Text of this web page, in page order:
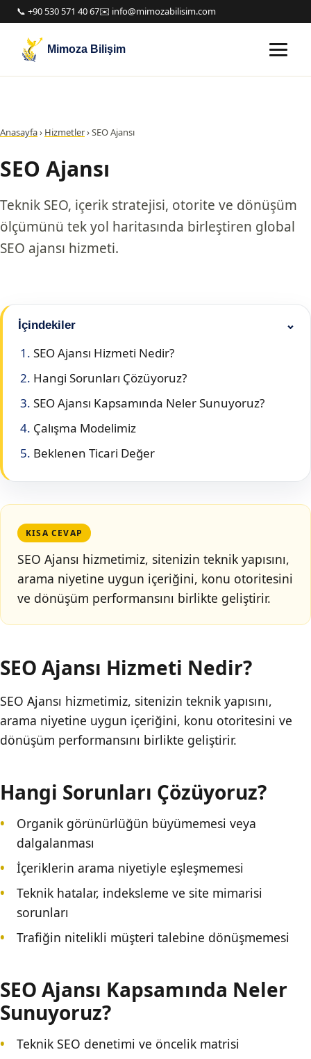
📞 +90 530 571 40 67✉️ info@mimozabilisim.com
Mimoza Bilişim
Anasayfa› Hizmetler›SEO Ajansı
SEO Ajansı
Teknik SEO, içerik stratejisi, otorite ve dönüşüm
ölçümünü tek yol haritasında birleştiren global
SEO ajansı hizmeti.
İçindekiler ⌄
SEO Ajansı Hizmeti Nedir?
Hangi Sorunları Çözüyoruz?
SEO Ajansı Kapsamında Neler Sunuyoruz?
Çalışma Modelimiz
Beklenen Ticari Değer
KISA CEVAP
SEO Ajansı hizmetimiz, sitenizin teknik yapısını,
arama niyetine uygun içeriğini, konu otoritesini
ve dönüşüm performansını birlikte geliştirir.
SEO Ajansı Hizmeti Nedir?
SEO Ajansı hizmetimiz, sitenizin teknik yapısını,
arama niyetine uygun içeriğini, konu otoritesini ve
dönüşüm performansını birlikte geliştirir.
Hangi Sorunları Çözüyoruz?
Organik görünürlüğün büyümemesi veya
dalgalanması
İçeriklerin arama niyetiyle eşleşmemesi
Teknik hatalar, indeksleme ve site mimarisi
sorunları
Trafiğin nitelikli müşteri talebine dönüşmemesi
SEO Ajansı Kapsamında Neler
Sunuyoruz?
Teknik SEO denetimi ve öncelik matrisi